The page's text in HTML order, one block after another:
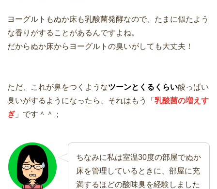
ヨーグルトもぬか床も乳酸菌発酵なので、たまに似たよう
な香りがすることがあるんですよね。
だからぬか床からヨーグルトの臭いがしても大丈夫！
ただ、これが鼻をつくようなツーンとくるくらい酸っぱい
臭いがするようになったら、それはもう「 乳酸菌の増えす
ぎ 」です＾＾；
ちなみに私は室温30度の部屋でぬか
床を管理しているときに、部屋に充
満するほどの酸味臭を経験しました